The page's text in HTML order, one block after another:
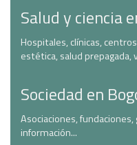
Salud y ciencia
Hospitales, clínicas,
estética, salud prepagada,
Sociedad en
Asociaciones,
información...